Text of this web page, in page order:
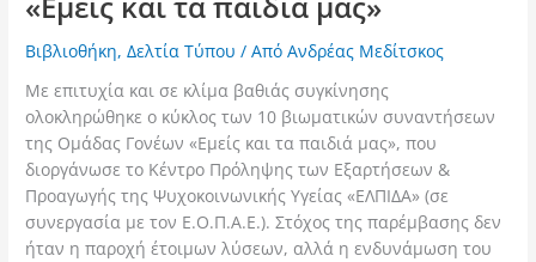
Βιβλιοθήκη,Δελτία Τύπου / ΑπόΑνδρέας Μεδίτσκος
Με επιτυχία και σε κλίμα βαθιάς συγκίνησης
ολοκληρώθηκε ο κύκλος των 10 βιωματικών συναντήσεων
της Ομάδας Γονέων «Εμείς και τα παιδιά μας», που
διοργάνωσε το Κέντρο Πρόληψης των Εξαρτήσεων &
Προαγωγής της Ψυχοκοινωνικής Υγείας «ΕΛΠΙΔΑ» (σε
συνεργασία με τον Ε.Ο.Π.Α.Ε.). Στόχος της παρέμβασης δεν
ήταν η παροχή έτοιμων λύσεων, αλλά η ενδυνάμωση του